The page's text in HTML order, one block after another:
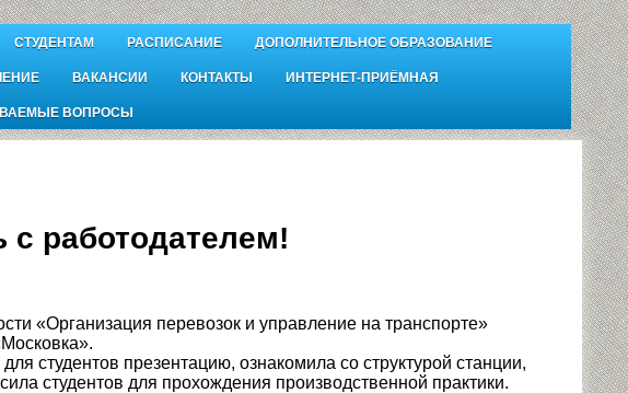
СТУДЕНТАМ РАСПИСАНИЕ ДОПОЛНИТЕЛЬНОЕ ОБРАЗОВАНИЕ
ВАКАНСИИ КОНТАКТЫ ИНТЕРНЕТ-ПРИЁМНАЯ
ВОПРОСЫ
работодателем!
«Организация перевозок и управление на транспорте»
студентов презентацию, ознакомила со структурой станции,
студентов для прохождения производственной практики.